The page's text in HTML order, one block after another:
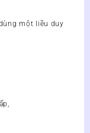
một liều duy